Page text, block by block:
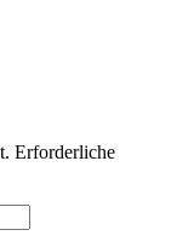
Erforderliche